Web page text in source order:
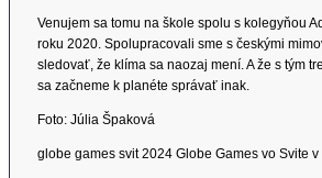
Venujem sa tomu na škole spolu s kolegyňou
roku 2020. Spolupracovali sme s českými
sledovať, že klíma sa naozaj mení. A že s tým
sa začneme k planéte správať inak.
Foto: Júlia Špaková
globe games svit 2024 Globe Games vo Svite